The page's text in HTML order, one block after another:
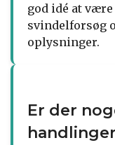
god idé at
svindelforsøg
oplysninger.
Er der